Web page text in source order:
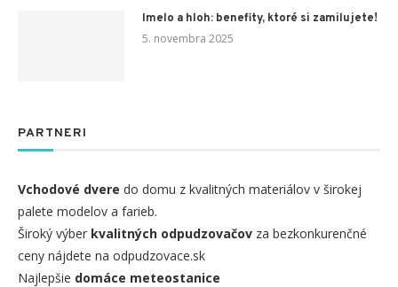
Imelo a hloh: benefity, ktoré si zamilujete!
5. novembra 2025
PARTNERI
Vchodové dvere do domu z kvalitných materiálov v širokej
palete modelov a farieb.
Široký výber kvalitných odpudzovačov za bezkonkurenčné
ceny nájdete na odpudzovace.sk
Najlepšie domáce meteostanice